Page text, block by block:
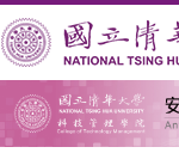
跳
到
主
要
內
容